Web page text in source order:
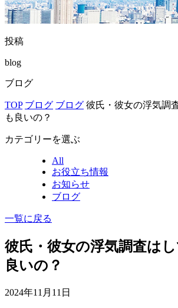
投稿
blog
ブログ
TOP ブログ ブログ 彼氏・彼女の浮気調
も良いの？
カテゴリーを選ぶ
All
お役立ち情報
お知らせ
ブログ
一覧に戻る
彼氏・彼女の浮気調査は
良いの？
2024年11月11日